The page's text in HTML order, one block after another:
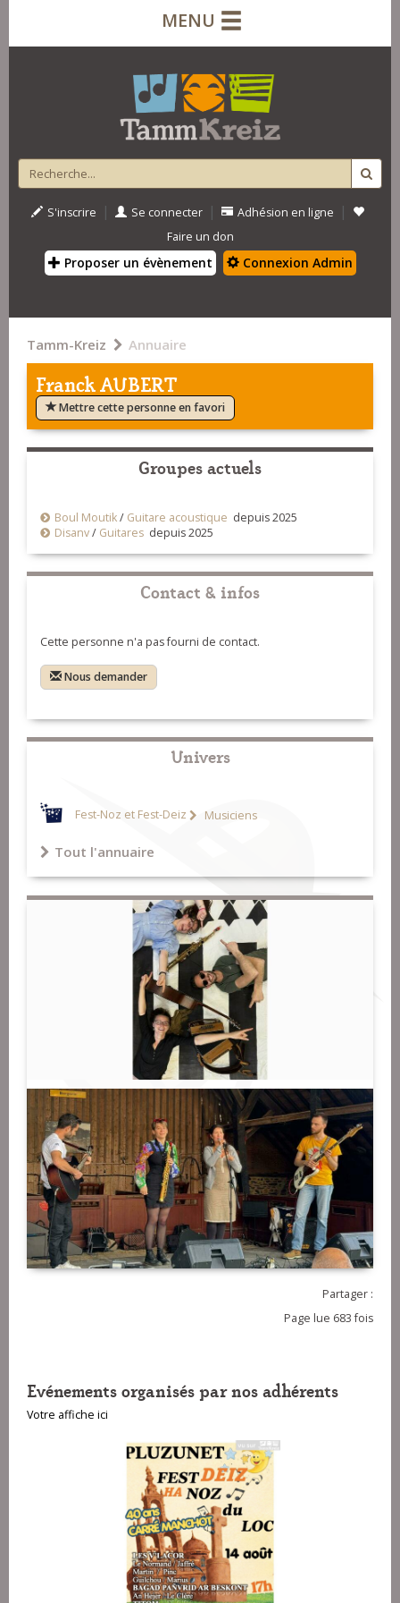
MENU
S'inscrire | Se connecter | Adhésion en ligne |
Faire un don
Proposer un évènement Connexion Admin
Tamm-Kreiz Annuaire
Franck AUBERT
Mettre cette personne en favori
Groupes actuels
Boul Moutik/ Guitare acoustique depuis 2025
Disanv/ Guitares depuis 2025
Contact & infos
Cette personne n'a pas fourni de contact.
Nous demander
Univers
Fest-Noz et Fest-Deiz Musiciens
Tout l'annuaire
Partager :
Page lue 683 fois
Evénements organisés par nos adhérents
Votre affiche ici